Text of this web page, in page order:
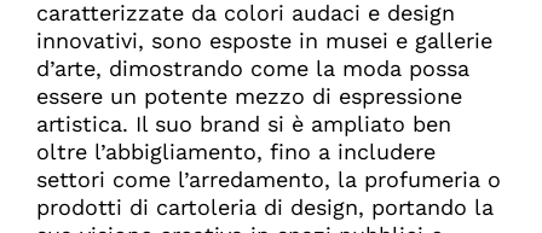
caratterizzate da colori audaci e design
innovativi, sono esposte in musei e gallerie
d’arte, dimostrando come la moda possa
essere un potente mezzo di espressione
artistica. Il suo brand si è ampliato ben
oltre l’abbigliamento, fino a includere
settori come l’arredamento, la profumeria o
prodotti di cartoleria di design, portando la